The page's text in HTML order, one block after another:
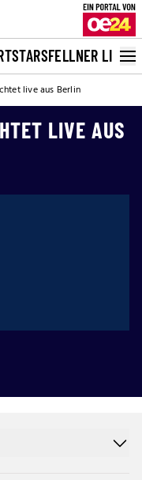
STARSFELLNER LIVE
live aus Berlin
LIVE AUS